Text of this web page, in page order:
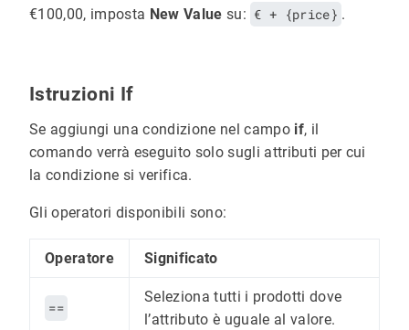
€100,00, imposta New Value su: € + {price} .
Istruzioni If
Se aggiungi una condizione nel campo if, il
comando verrà eseguito solo sugli attributi per cui
la condizione si verifica.
Gli operatori disponibili sono:
Operatore Significato
==
Seleziona tutti i prodotti dove
l’attributo è uguale al valore.